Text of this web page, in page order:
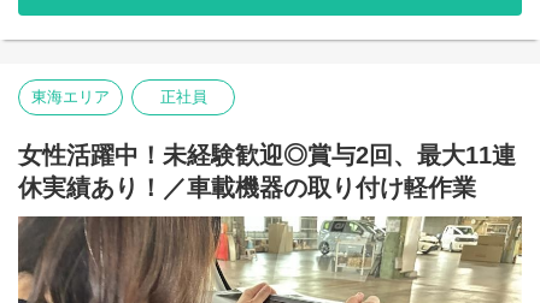
・チェックシートの項目に沿って車のボディや内装にキズやシミ
がないか点検
マンツーマンでのトレーニングを実施していますので
未経験からでも安心！
未経験から始めたスタッフや女性も活躍中！
しっかりと指導しますので、まずはお気軽にご応募下さい
＼自動車の知識はもちろんメカニック知識や技術は不問！／
知識経験は不要★細かいマニュアルがあるため安心！
東海エリア 正社員
女性活躍中！未経験歓迎◎賞与2回、最大11連
休実績あり！／車載機器の取り付け軽作業